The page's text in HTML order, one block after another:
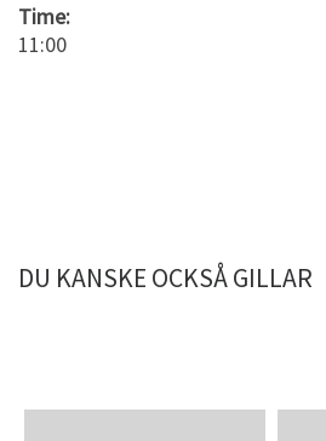
Time:
11:00
DU KANSKE OCKSÅ GILLAR